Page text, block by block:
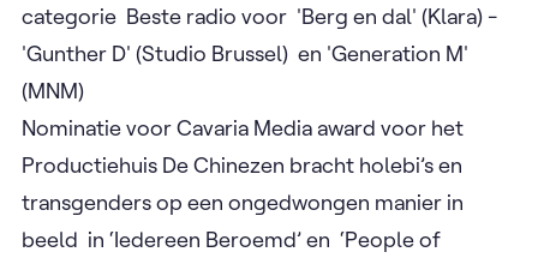
categorie Beste radio voor 'Berg en dal' (Klara) -
'Gunther D' (Studio Brussel) en 'Generation M'
(MNM)
Nominatie voor Cavaria Media award voor het
Productiehuis De Chinezen bracht holebi’s en
transgenders op een ongedwongen manier in
beeld in ‘Iedereen Beroemd’ en ‘People of